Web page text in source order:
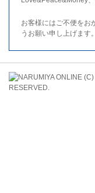
お客様にはご不便をお
うお願い申し上げます。